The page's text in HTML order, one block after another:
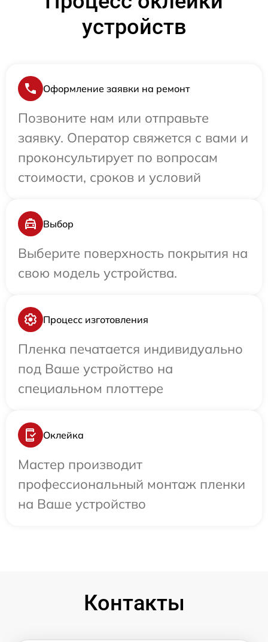
устройств
Оформление заявки на ремонт
Позвоните нам или отправьте
заявку. Оператор свяжется с вами и
проконсультирует по вопросам
стоимости, сроков и условий
Выбор
Выберите поверхность покрытия на
свою модель устройства.
Процесс изготовления
Пленка печатается индивидуально
под Ваше устройство на
специальном плоттере
Оклейка
Мастер производит
профессиональный монтаж пленки
на Ваше устройство
Контакты